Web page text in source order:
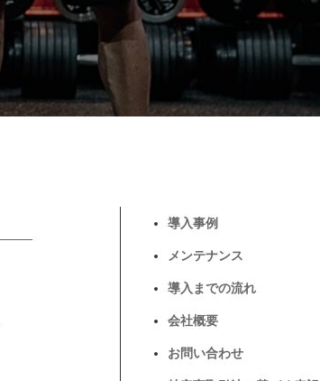
導入事例
メンテナンス
導入までの流れ
会社概要
お問い合わせ